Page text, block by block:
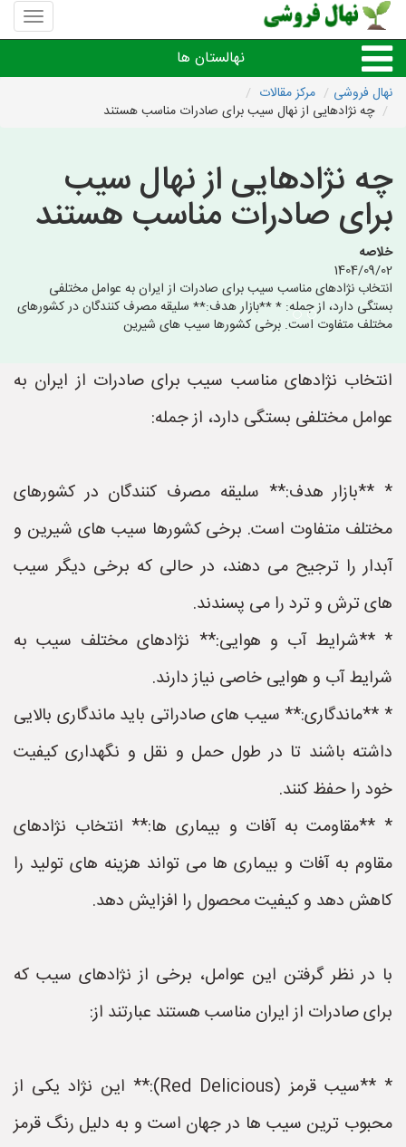
منوی
سایت
فروشی
نهالستان ها
نهال های مثمر،میوه
نهال های زینتی،غیرمثمر
نهال های کمیاب،خاص
نهالستان های شهرها
نهال فروشی
مرکز مقالات
چه نژادهایی از نهال سیب برای صادرات مناسب هستند
چه نژادهایی از نهال سیب
برای صادرات مناسب هستند
خلاصه
1404/09/02
انتخاب نژادهای مناسب سیب برای صادرات از ایران به عوامل مختلفی
بستگی دارد، از جمله: * **بازار هدف:** سلیقه مصرف کنندگان در کشورهای
مختلف متفاوت است. برخی کشورها سیب های شیرین
انتخاب نژادهای مناسب سیب برای صادرات از ایران به
عوامل مختلفی بستگی دارد، از جمله:
* **بازار هدف:** سلیقه مصرف کنندگان در کشورهای
مختلف متفاوت است. برخی کشورها سیب های شیرین و
آبدار را ترجیح می دهند، در حالی که برخی دیگر سیب
های ترش و ترد را می پسندند.
* **شرایط آب و هوایی:** نژادهای مختلف سیب به
شرایط آب و هوایی خاصی نیاز دارند.
* **ماندگاری:** سیب های صادراتی باید ماندگاری بالایی
داشته باشند تا در طول حمل و نقل و نگهداری کیفیت
خود را حفظ کنند.
* **مقاومت به آفات و بیماری ها:** انتخاب نژادهای
مقاوم به آفات و بیماری ها می تواند هزینه های تولید را
کاهش دهد و کیفیت محصول را افزایش دهد.
با در نظر گرفتن این عوامل، برخی از نژادهای سیب که
برای صادرات از ایران مناسب هستند عبارتند از:
* **سیب قرمز (Red Delicious):** این نژاد یکی از
محبوب ترین سیب ها در جهان است و به دلیل رنگ قرمز